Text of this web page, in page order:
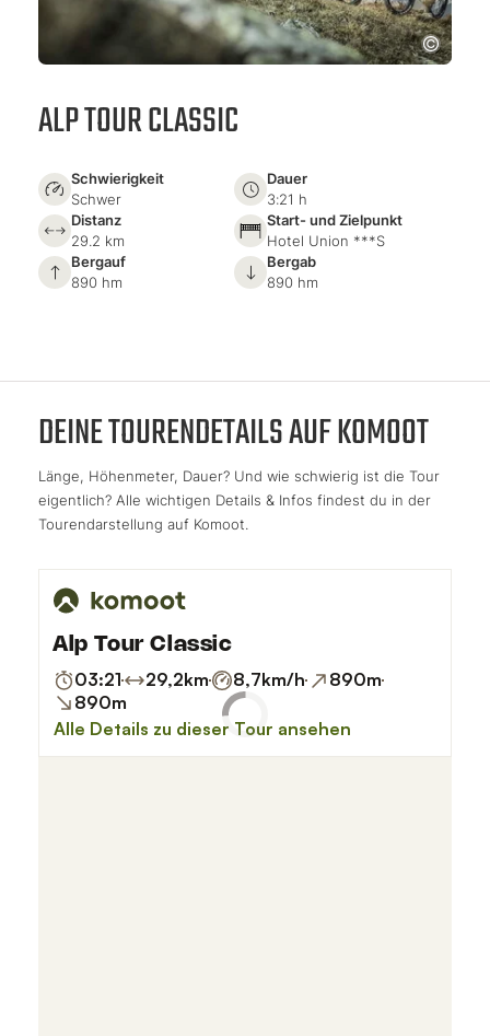
ALP TOUR CLASSIC
Schwierigkeit
Schwer
Dauer
3:21 h
Distanz
29.2 km
Start- und Zielpunkt
Hotel Union ***S
Bergauf
890 hm
Bergab
890 hm
DEINE TOURENDETAILS AUF KOMOOT
Länge, Höhenmeter, Dauer? Und wie schwierig ist die Tour
eigentlich? Alle wichtigen Details & Infos findest du in der
Tourendarstellung auf Komoot.